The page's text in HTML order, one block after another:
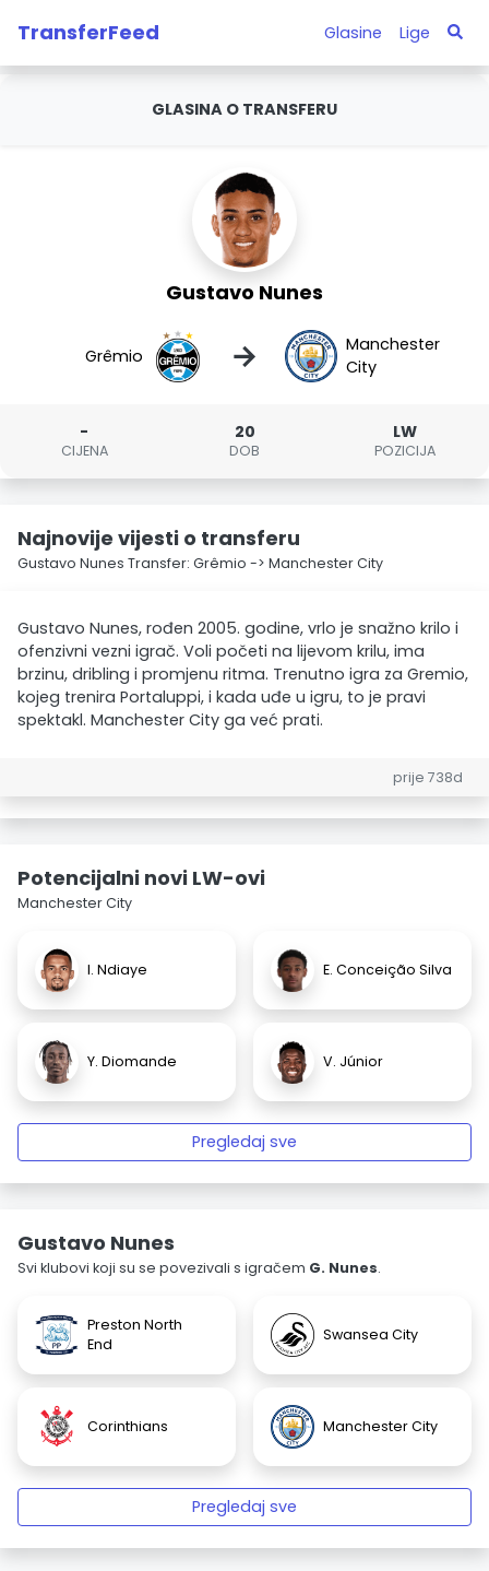
TransferFeed Glasine Lige
GLASINA O TRANSFERU
Gustavo Nunes
Grêmio →
Manchester
City
-
CIJENA
20
DOB
LW
POZICIJA
Najnovije vijesti o transferu
Gustavo Nunes Transfer: Grêmio -> Manchester City
Gustavo Nunes, rođen 2005. godine, vrlo je snažno krilo i
ofenzivni vezni igrač. Voli početi na lijevom krilu, ima
brzinu, dribling i promjenu ritma. Trenutno igra za Gremio,
kojeg trenira Portaluppi, i kada uđe u igru, to je pravi
spektakl. Manchester City ga već prati.
prije 738d
Potencijalni novi LW-ovi
Manchester City
I. Ndiaye E. Conceição Silva
Y. Diomande V. Júnior
Pregledaj sve
Gustavo Nunes
Svi klubovi koji su se povezivali s igračem G. Nunes.
Preston North
End
Swansea City
Corinthians Manchester City
Pregledaj sve